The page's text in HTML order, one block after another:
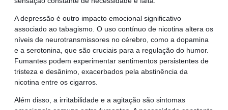
A depressão é outro impacto emocional significativo
associado ao tabagismo. O uso contínuo de nicotina altera os
níveis de neurotransmissores no cérebro, como a dopamina
e a serotonina, que são cruciais para a regulação do humor.
Fumantes podem experimentar sentimentos persistentes de
tristeza e desânimo, exacerbados pela abstinência da
nicotina entre os cigarros.
Além disso, a irritabilidade e a agitação são sintomas